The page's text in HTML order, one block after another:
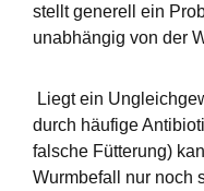
stellt generell ein
unabhängig von der
Liegt ein
durch häufige
falsche Fütterung)
Wurmbefall nur noch